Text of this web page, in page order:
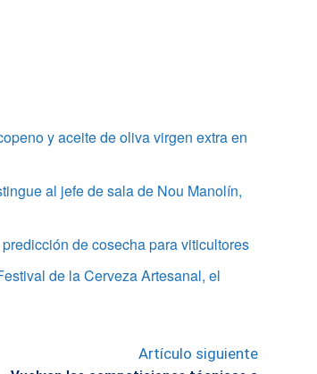
y aceite de oliva virgen extra en
al jefe de sala de Nou Manolín,
de cosecha para viticultores
de la Cerveza Artesanal, el
Artículo siguiente